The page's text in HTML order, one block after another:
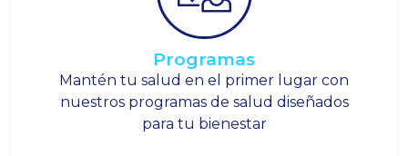
Programas
Mantén tu salud en el primer lugar con
nuestros programas de salud diseñados
para tu bienestar